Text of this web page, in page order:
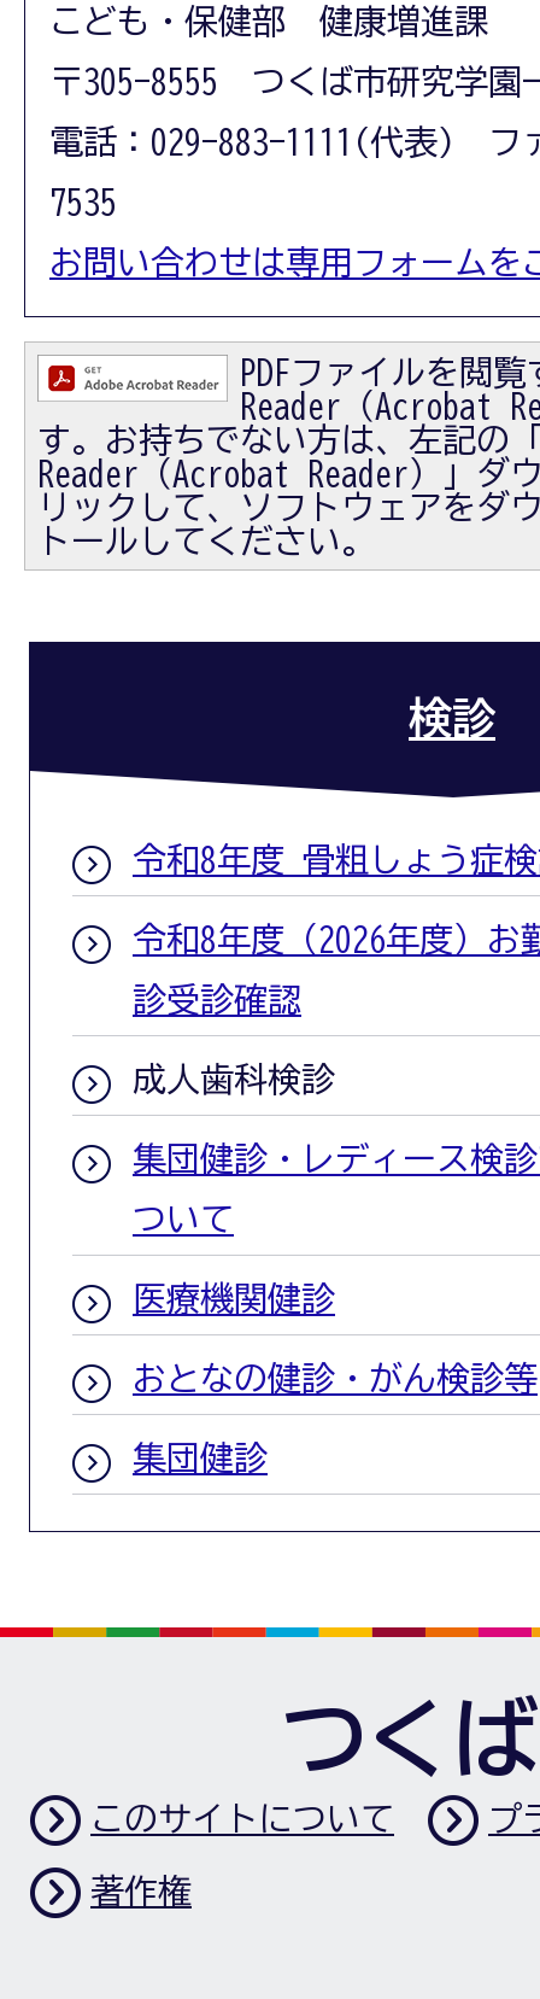
こども・保健部 健康増進課
〒305-8555 つくば市研究学園
電話：029-883-1111(代表) フ
7535
お問い合わせは専用フォームを
PDFファイルを閲
Reader（Acrobat
す。お持ちでない方は、左記の
Reader（Acrobat Reader）」ダ
リックして、ソフトウェアをダ
トールしてください。
検診
令和8年度 骨粗しょう症
令和8年度（2026年度）お
診受診確認
成人歯科検診
集団健診・レディース検
ついて
医療機関健診
おとなの健診・がん検診等
集団健診
つく
このサイトについて プ
著作権